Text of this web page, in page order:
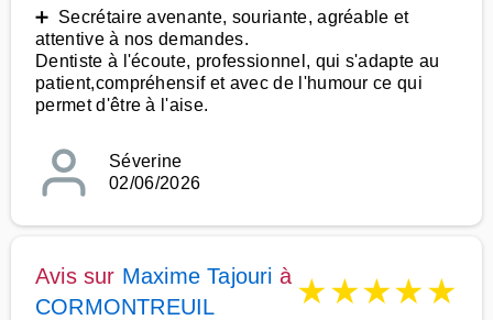
➕ Secrétaire avenante, souriante, agréable et
attentive à nos demandes.
Dentiste à l'écoute, professionnel, qui s'adapte au
patient,compréhensif et avec de l'humour ce qui
permet d'être à l'aise.
Séverine
02/06/2026
Avis sur Maxime Tajouri à
CORMONTREUIL
★★★★★